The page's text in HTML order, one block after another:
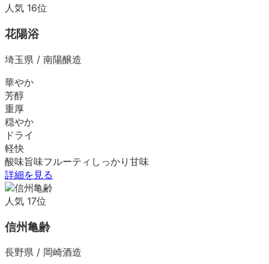
人気 16位
花陽浴
埼玉県 / 南陽醸造
華やか
芳醇
重厚
穏やか
ドライ
軽快
酸味旨味フルーティ しっかり 甘味
詳細を見る
人気 17位
信州亀齢
長野県 / 岡崎酒造